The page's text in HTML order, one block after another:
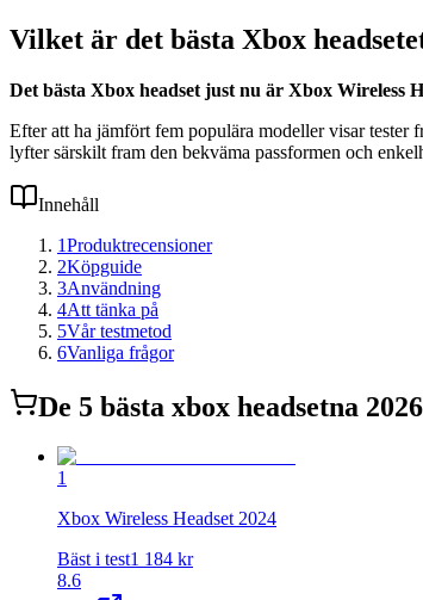
Vilket är det bästa Xbox
Det bästa Xbox headset just nu är Xbox Wireless
Efter att ha jämfört fem populära modeller visar tester
lyfter särskilt fram den bekväma passformen och
Innehåll
1Produktrecensioner
2Köpguide
3Användning
4Att tänka på
5Vår testmetod
6Vanliga frågor
De 5 bästa xbox headsetna 2026
1
Xbox Wireless Headset 2024
Bäst i test1 184 kr
8.6